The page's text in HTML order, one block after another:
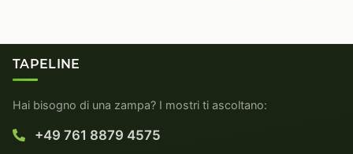
TAPELINE
Hai bisogno di una zampa? I mostri ti ascoltano:
+49 761 8879 4575